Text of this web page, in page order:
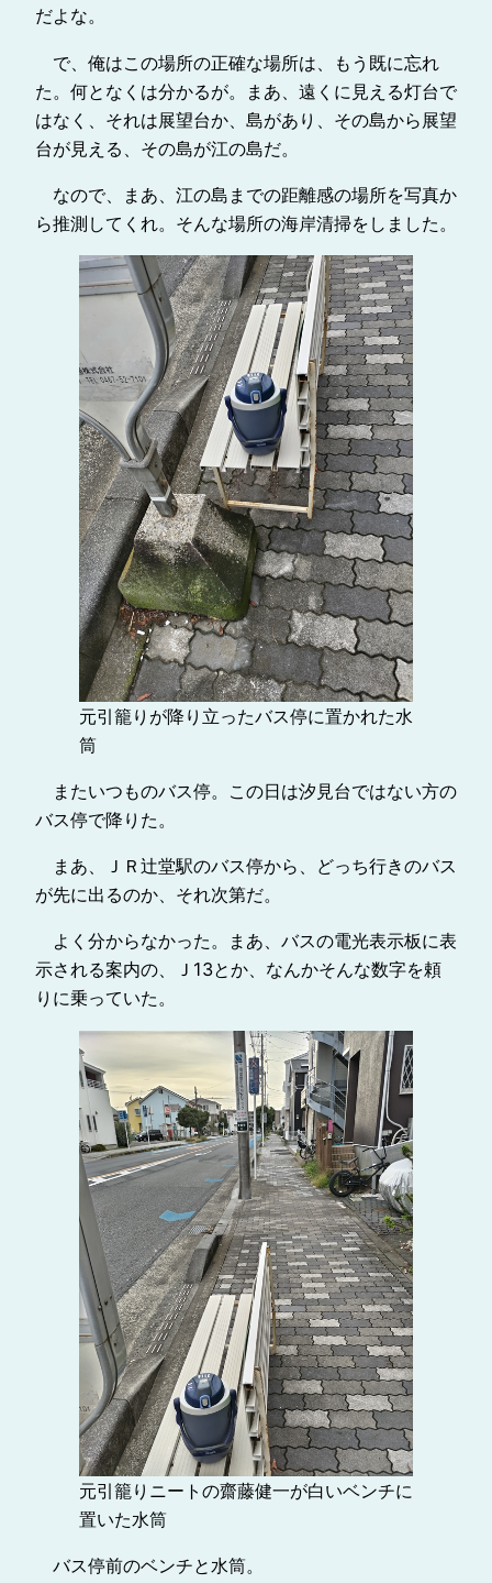
だよな。
で、俺はこの場所の正確な場所は、もう既に忘れ
た。何となくは分かるが。まあ、遠くに見える灯台で
はなく、それは展望台か、島があり、その島から展望
台が見える、その島が江の島だ。
なので、まあ、江の島までの距離感の場所を写真か
ら推測してくれ。そんな場所の海岸清掃をしました。
元引籠りが降り立ったバス停に置かれた水
筒
またいつものバス停。この日は汐見台ではない方の
バス停で降りた。
まあ、ＪＲ辻堂駅のバス停から、どっち行きのバス
が先に出るのか、それ次第だ。
よく分からなかった。まあ、バスの電光表示板に表
示される案内の、Ｊ13とか、なんかそんな数字を頼
りに乗っていた。
元引籠りニートの齋藤健一が白いベンチに
置いた水筒
バス停前のベンチと水筒。